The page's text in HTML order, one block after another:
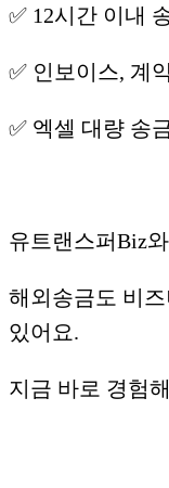
✅ 12시간 이내
✅ 인보이스, 계
✅ 엑셀 대량 송
유트랜스퍼Biz
해외송금도 비
있어요.
지금 바로 경험